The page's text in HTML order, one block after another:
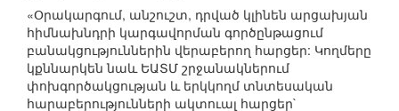
«Օրակարգում, անշուշտ, դրված կլինեն արցախյան
հիմնախնդրի կարգավորման գործընթացում
բանակցություններին վերաբերող հարցեր: Կողմերը
կքննարկեն նաև ԵԱՏՄ շրջանակներում
փոխգործակցության և երկկողմ տնտեսական
հարաբերությունների ակտուալ հարցեր`